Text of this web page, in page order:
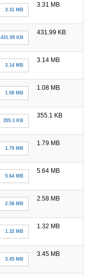
3.31 MB
3.31 MB
431.99 KB
431.99 KB
3.14 MB
3.14 MB
1.08 MB
1.08 MB
355.1 KB
355.1 KB
1.79 MB
1.79 MB
5.64 MB
5.64 MB
2.58 MB
2.58 MB
1.32 MB
1.32 MB
3.45 MB
3.45 MB